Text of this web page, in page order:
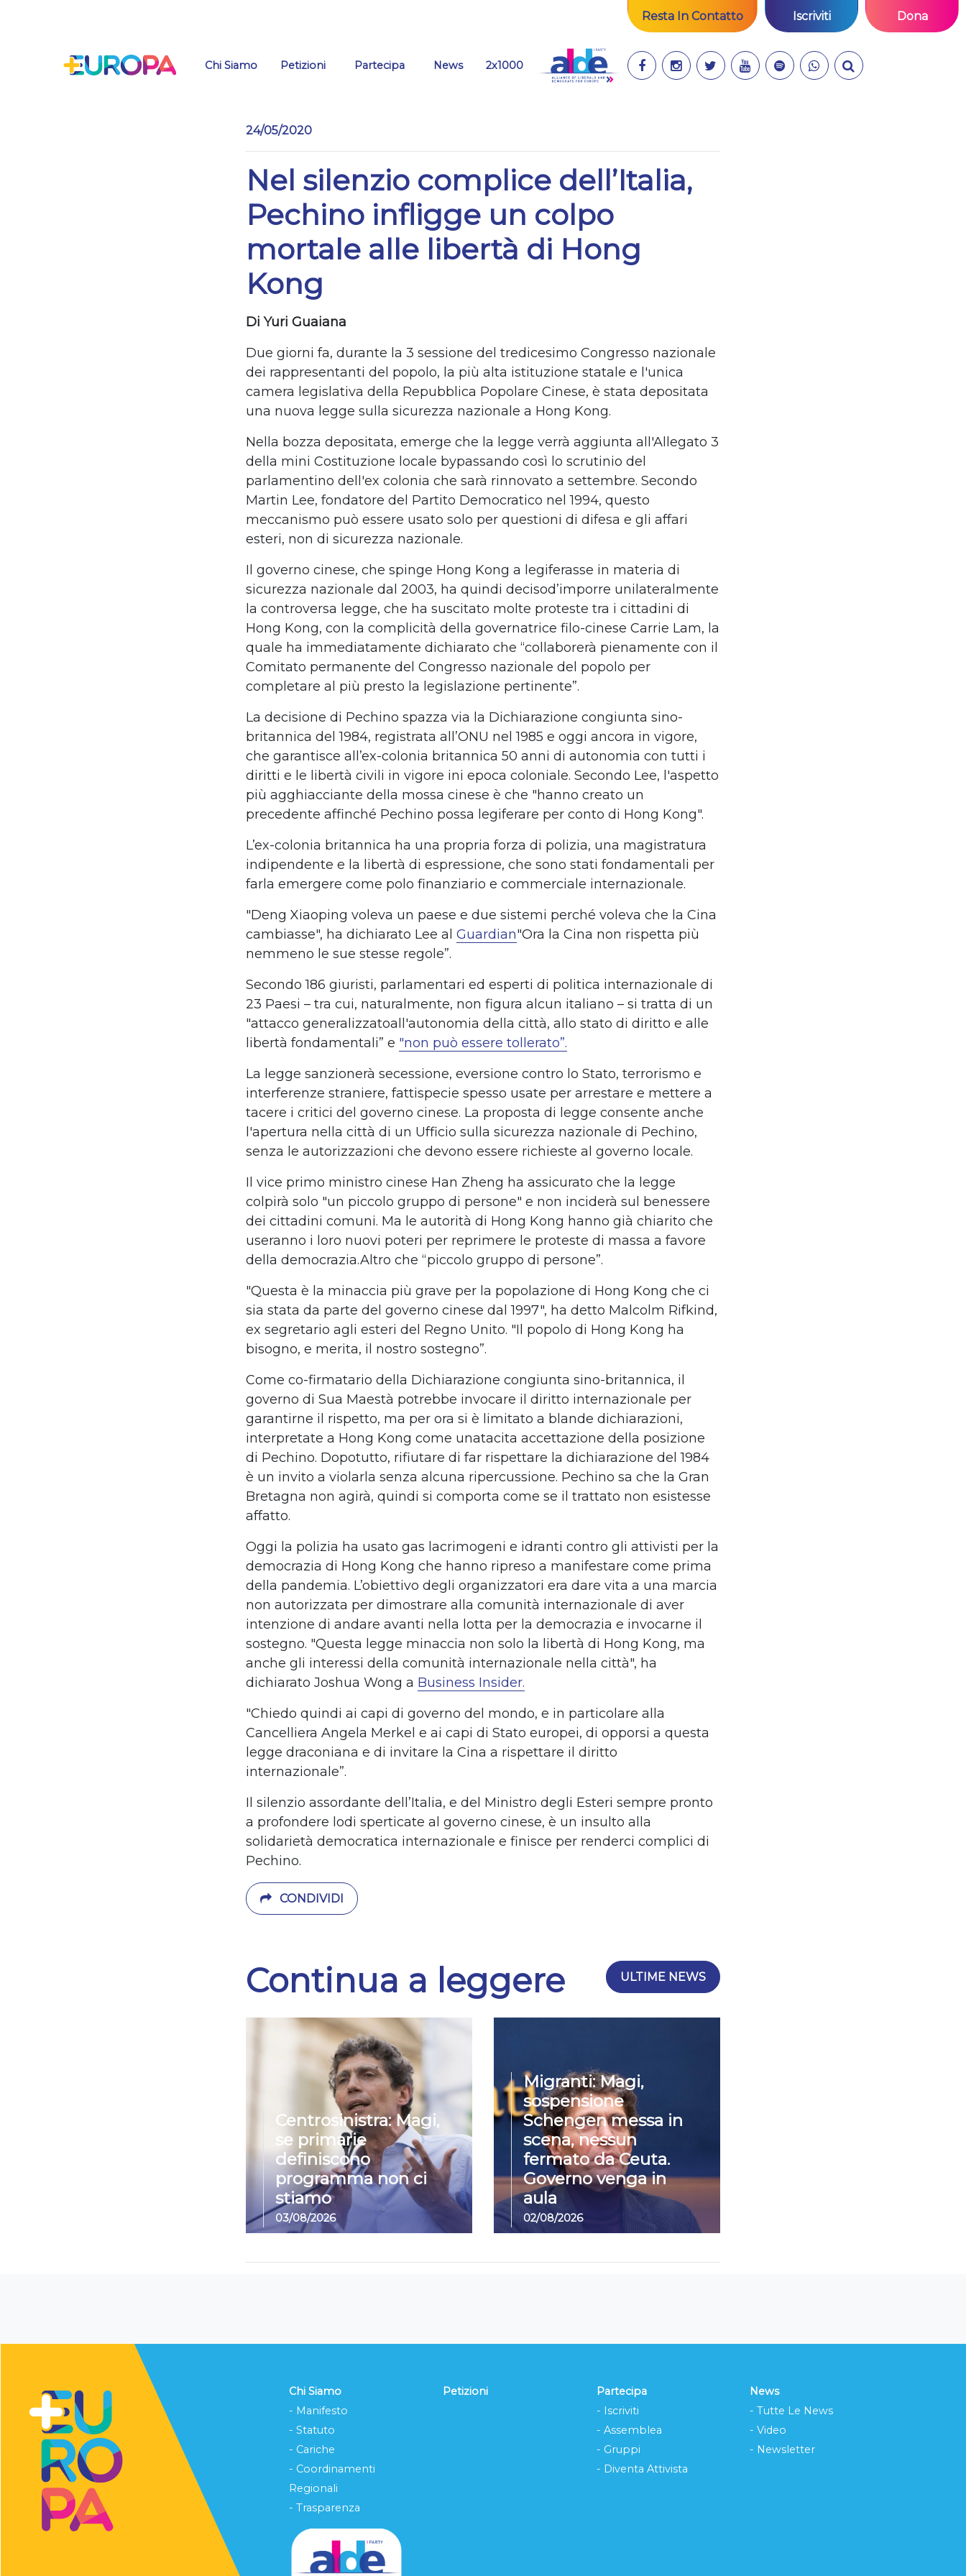
Resta In Contatto Iscriviti Dona
Chi Siamo Petizioni Partecipa News(current)
2x1000
24/05/2020
Nel silenzio complice dell’Italia,
Pechino infligge un colpo
mortale alle libertà di Hong
Kong
Di Yuri Guaiana
Due giorni fa, durante la 3 sessione del tredicesimo Congresso nazionale
dei rappresentanti del popolo, la più alta istituzione statale e l'unica
camera legislativa della Repubblica Popolare Cinese, è stata depositata
una nuova legge sulla sicurezza nazionale a Hong Kong.
Nella bozza depositata, emerge che la legge verrà aggiunta all'Allegato 3
della mini Costituzione locale bypassando così lo scrutinio del
parlamentino dell'ex colonia che sarà rinnovato a settembre. Secondo
Martin Lee, fondatore del Partito Democratico nel 1994, questo
meccanismo può essere usato solo per questioni di difesa e gli affari
esteri, non di sicurezza nazionale.
I l governo cinese, che spinge Hong Kong a legiferasse in materia di
sicurezza nazionale dal 2003, ha quindi decisod’imporre unilateralmente
la controversa legge, che ha suscitato molte proteste tra i cittadini di
Hong Kong, con la complicità della governatrice filo-cinese Carrie Lam, la
quale ha immediatamente dichiarato che “collaborerà pienamente con il
Comitato permanente del Congresso nazionale del popolo per
completare al più presto la legislazione pertinente”.
La decisione di Pechino spazza via a Dichiarazione congiunta sino-
britannica del 1984, registrata all ’ONU nel 1985 e oggi ancora in vigore,
che garantisce all ’ex-colonia britannica 50 anni di autonomia con tutti i
diritti e le libertà civili in vigore ini epoca coloniale. Secondo Lee, l 'aspetto
più agghiacciante della mossa cinese è che "hanno creato un
precedente affinché Pechino possa legiferare per conto di Hong Kong".
L’ex-colonia britannica ha una propria forza di polizia, una magistratura
indipendente e la libertà di espressione, che sono stati fondamentali per
farla emergere come polo finanziario e commerciale internazionale.
"Deng Xiaoping voleva un paese e due sistemi perché voleva che la Cina
cambiasse", ha dichiarato Lee al Guardian"Ora la Cina non rispetta più
nemmeno le sue stesse regole”.
Secondo 186 giuristi, parlamentari ed esperti di politica internazionale di
23 Paesi – tra cui, naturalmente, non figura alcun italiano – si tratta di un
"attacco generalizzatoall'autonomia della città, allo stato di diritto e alle
libertà fondamentali” e "non può essere tollerato”.
La legge sanzionerà secessione, eversione contro lo Stato, terrorismo e
interferenze straniere, fattispecie spesso usate per arrestare e mettere a
tacere i critici del governo cinese. La proposta di legge consente anche
l'apertura nella città di un Ufficio sulla sicurezza nazionale di Pechino,
senza le autorizzazioni che devono essere richieste al governo locale.
Il vice primo ministro cinese Han Zheng ha assicurato che la legge
colpirà solo "un piccolo gruppo di persone" e non inciderà sul benessere
dei cittadini comuni. Ma le autorità di Hong Kong hanno già chiarito che
useranno i loro nuovi poteri per reprimere le proteste di massa a favore
della democrazia.Altro che “piccolo gruppo di persone”.
"Questa è la minaccia più grave per la popolazione di Hong Kong che ci
sia stata da parte del governo cinese dal 1997", ha detto Malcolm Rifkind,
ex segretario agli esteri del Regno Unito. "Il popolo di Hong Kong ha
bisogno, e merita, il nostro sostegno”.
Come co-firmatario della Dichiarazione congiunta sino-britannica, il
governo di Sua Maestà potrebbe invocare il diritto internazionale per
garantirne il rispetto, ma per ora si è limitato a blande dichiarazioni,
interpretate a Hong Kong come unatacita accettazione della posizione
di Pechino. Dopotutto, rifiutare di far rispettare la dichiarazione del 1984
è un invito a violarl a senza alcuna ripercussione. Pechino sa che la Gran
Bretagna non agirà, quindi si comporta come se il trattato non esistesse
affatto.
Oggi la polizia ha usato gas lacrimogeni e idranti contro gli attivisti per la
democrazia di Hong Kong che hanno ripreso a manifestare come prima
della pandemia. L’obiettivo degli organizzatori era dare vita a una marcia
non autorizzata per dimostrare alla comunità internazionale di aver
intenzione di andare avanti nella lotta per la democrazia e invocarne il
sostegno. "Questa legge minaccia non solo la libertà di Hong Kong, ma
anche gli interessi della comunità internazionale nella città", ha
dichiarato Joshua Wong a Business Insider.
"Chiedo quindi ai capi di governo del mondo, e in particolare alla
Cancelliera Angela Merkel e ai capi di Stato europei, di opporsi a questa
legge draconiana e di invitare la Cina a rispettare il diritto
internazionale”.
Il silenzio assordante dell ’Italia, e del Ministro degli Esteri sempre pronto
a profondere lodi sperticate al governo cinese, è un insulto alla
solidarietà democratica internazionale e finisce per renderci complici di
Pechino.
CONDIVIDI
Continua a leggere ULTIME NEWS
Centrosinistra: Magi,
se primarie
definiscono
programma non ci
stiamo
03/08/2026
Migranti: Magi,
sospensione
Schengen messa in
scena, nessun
fermato da Ceuta.
Governo venga in
aula
02/08/2026
Chi Siamo
- Manifesto
- Statuto
- Cariche
- Coordinamenti
Regionali
- Trasparenza
Petizioni
Partecipa
- Iscriviti
- Assemblea
- Gruppi
- Diventa Attivista
News
- Tutte Le News
- Video
- Newsletter